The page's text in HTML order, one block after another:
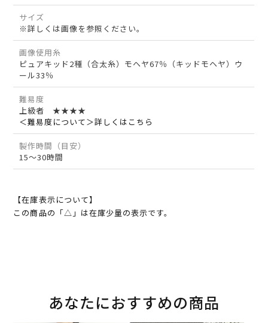
サイズ
※詳しくは画像を参照ください。
画像使用糸
ピュアキッド2種（合太糸）モヘヤ67％（キッドモヘヤ）ウ
ール33％
難易度
上級者 ★★★★
＜難易度について＞詳しくはこちら
製作時間（目安）
15～30時間
【在庫表示について】
この商品の「△」は在庫少量の表示です。
あなたにおすすめの商品